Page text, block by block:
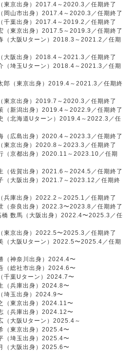
東京出身）2017.4～2020.3／任期終了
岡山市出身）2017.4～2020.3／任期終了
千葉出身）2017.4～2019.2／任期終了
（東京出身）2017.5～2019.3／任期終了
（大阪Uターン）2018.3～2021.2／任期
大阪出身）2018.4～2021.3／任期終了
（埼玉Uターン）2018.4～2021.3／任期
郎（東京出身）2019.4～2021.3／任期終
東京出身）2019.7～2020.3／任期終了
（新潟出身）2019.4～2022.9／任期終了
（北海道Uターン）2019.4～2022.3／任
（広島出身）2020.4～2023.3／任期終了
東京出身）2020.8～2023.3／任期終了
（京都出身）2020.11～2023.10／任期
（佐賀出身）2021.6～2024.5／任期終了
（大阪出身）2021.7～2023.12／任期終
兵庫出身）2022.2～2025.1／任期終了
（奈良出身）2022.3〜2023.8／任期終了
橋 数馬（大阪出身）2022.4〜2025.3／任
東京出身）2022.5〜2025.3／任期終了
（大阪Uターン）2022.5〜2025.4／任期
（神奈川出身）2024.4〜
（総社市出身）2024.6〜
千葉Uターン）2024.7〜
（兵庫出身）2024.8〜
埼玉出身）2024.9〜
（東京出身）2024.11〜
（兵庫出身）2024.12〜
（大阪Uターン）2025.4～
（東京出身）2025.4〜
（埼玉出身）2025.4〜
（大阪出身）2025.6〜